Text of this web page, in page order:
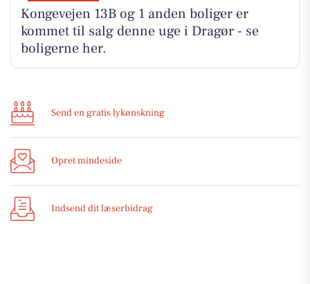
Kongevejen 13B og 1 anden boliger er
kommet til salg denne uge i Dragør - se
boligerne her.
Send en gratis lykønskning
Opret mindeside
Indsend dit læserbidrag